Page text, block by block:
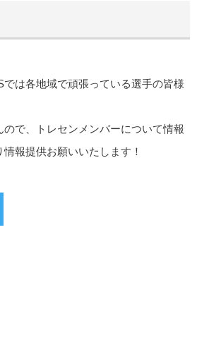
は各地域で頑張っている選手の皆様
で、トレセンメンバーについて情報
報提供お願いいたします！